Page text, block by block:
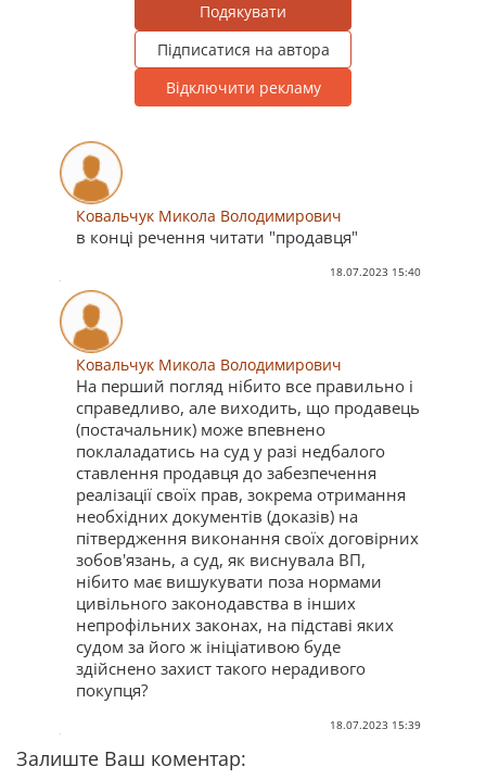
Подякувати
Підписатися на автора
Відключити рекламу
Ковальчук Микола Володимирович
в конці речення читати "продавця"
18.07.2023 15:40
Ковальчук Микола Володимирович
На перший погляд нібито все правильно і
справедливо, але виходить, що продавець
(постачальник) може впевнено
поклаладатись на суд у разі недбалого
ставлення продавця до забезпечення
реалізації своїх прав, зокрема отримання
необхідних документів (доказів) на
пітвердження виконання своїх договірних
зобов'язань, а суд, як виснувала ВП,
нібито має вишукувати поза нормами
цивільного законодавства в інших
непрофільних законах, на підставі яких
судом за його ж ініціативою буде
здійснено захист такого нерадивого
покупця?
18.07.2023 15:39
Залиште Ваш коментар: